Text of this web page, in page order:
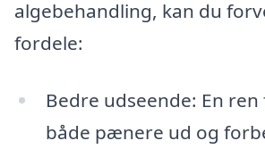
algebehandling, kan du
fordele:
Bedre udseende: En ren
både pænere ud og